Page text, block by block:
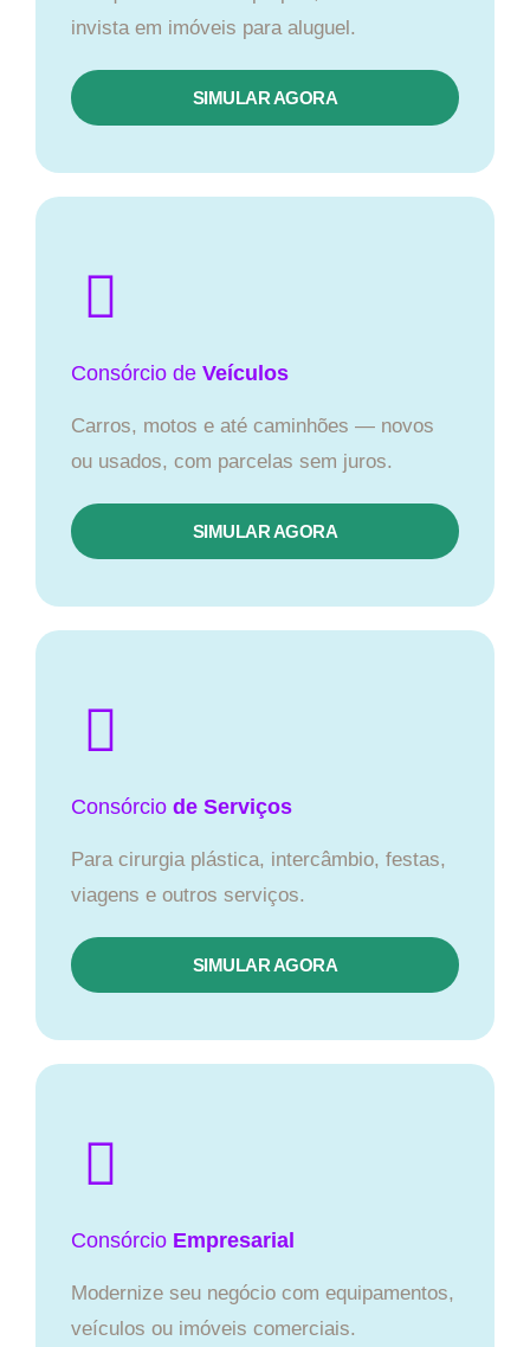
invista em imóveis para aluguel.
SIMULAR AGORA​
Consórcio de Veículos
Carros, motos e até caminhões — novos
ou usados, com parcelas sem juros.
SIMULAR AGORA
Consórcio de Serviços
Para cirurgia plástica, intercâmbio, festas,
viagens e outros serviços.
SIMULAR AGORA
Consórcio Empresarial
Modernize seu negócio com equipamentos,
veículos ou imóveis comerciais.